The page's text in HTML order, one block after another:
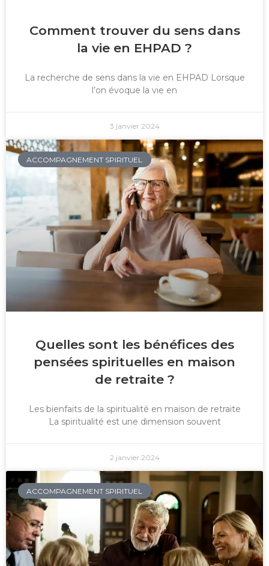
Comment trouver du sens dans
la vie en EHPAD ?
La recherche de sens dans la vie en EHPAD Lorsque
l’on évoque la vie en
3 janvier 2024
ACCOMPAGNEMENT SPIRITUEL
Quelles sont les bénéfices des
pensées spirituelles en maison
de retraite ?
Les bienfaits de la spiritualité en maison de retraite
La spiritualité est une dimension souvent
2 janvier 2024
ACCOMPAGNEMENT SPIRITUEL